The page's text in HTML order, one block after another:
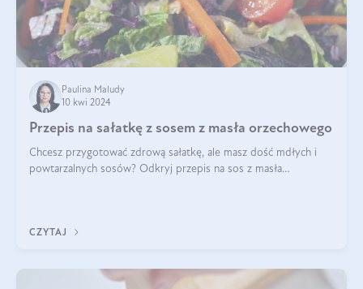
Paulina Maludy
10 kwi 2024
Przepis na sałatkę z sosem z masła orzechowego
Chcesz przygotować zdrową sałatkę, ale masz dość mdłych i
powtarzalnych sosów? Odkryj przepis na sos z masła
CZYTAJ